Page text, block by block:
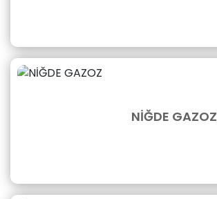
NİĞDE GAZOZ